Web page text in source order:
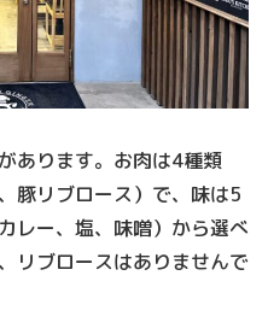
あります。お肉は4種類
豚リブロース）で、味は5
レー、塩、味噌）から選べ
リブロースはありませんで